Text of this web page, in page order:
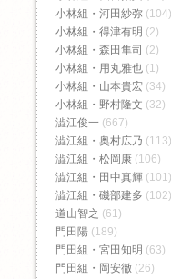
小林組・河田紗弥 (104)
小林組・得津有明 (2)
小林組・森田隼司 (2)
小林組・用丸雅也 (1)
小林組・山本貴宏 (34)
小林組・野村隆文 (32)
澁江俊一 (667)
澁江組・奥村広乃 (113)
澁江組・松岡康 (106)
澁江組・田中真輝 (101)
澁江組・磯部建多 (102)
道山智之 (61)
門田陽 (189)
門田組・宮田知明 (63)
門田組・岡安徹 (26)